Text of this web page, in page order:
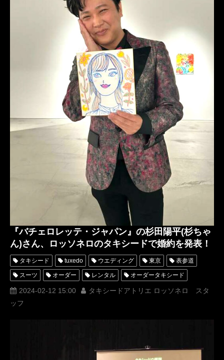
タキシードオーダー東京 タキシードレンタル東京
青山 神奈川
オーダータキシード横浜 レンタルタキシード横浜
新郎タキシード PPT
『バチェロレッテ・ジャパン』の杉田陽平(杉ちゃ
ん)さん、ロッソネロのタキシードで婚約を発表！
タキシード tuxedo ウエディング 東京 表参道
スーツ オーダー レンタル オーダータキシード
レンタルタキシード ロッソネロ ブライダル 人気
横山宗生
ROSSONERO
2024-02-12 15:00
タキシードアトリエ ロッソネロ スタ
ッフ